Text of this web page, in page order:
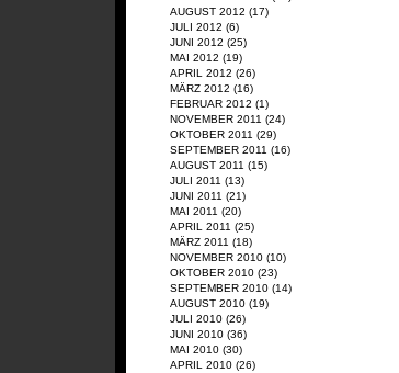
AUGUST 2012 (17)
JULI 2012 (6)
JUNI 2012 (25)
MAI 2012 (19)
APRIL 2012 (26)
MÄRZ 2012 (16)
FEBRUAR 2012 (1)
NOVEMBER 2011 (24)
OKTOBER 2011 (29)
SEPTEMBER 2011 (16)
AUGUST 2011 (15)
JULI 2011 (13)
JUNI 2011 (21)
MAI 2011 (20)
APRIL 2011 (25)
MÄRZ 2011 (18)
NOVEMBER 2010 (10)
OKTOBER 2010 (23)
SEPTEMBER 2010 (14)
AUGUST 2010 (19)
JULI 2010 (26)
JUNI 2010 (36)
MAI 2010 (30)
APRIL 2010 (26)